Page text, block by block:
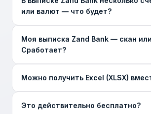
или валют — что будет?
автоматически разделяет выписку и
каждую строку в итоговом CSV —
Моя выписка Zand Bank — скан
Сработает?
и фото с телефона, а затем прогоняет
Можно получить Excel (XLSX)
формат, который в один клик
Это действительно бесплатно?